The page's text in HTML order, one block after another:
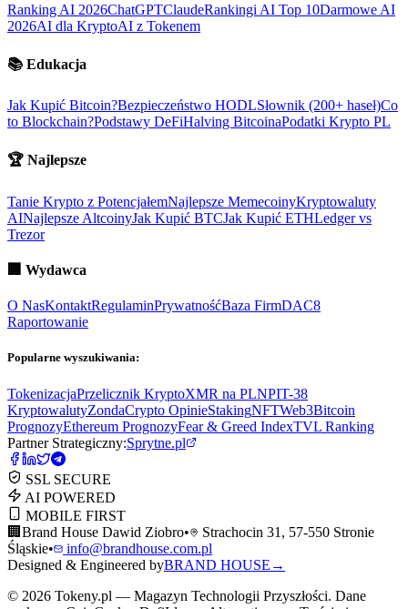
Ranking AI 2026ChatGPTClaudeRankingi AI Top 10Darmowe AI
2026AI dla KryptoAI z Tokenem
📚 Edukacja
Jak Kupić Bitcoin?Bezpieczeństwo HODLSłownik (200+ haseł)Co
to Blockchain?Podstawy DeFiHalving BitcoinaPodatki Krypto PL
🏆 Najlepsze
Tanie Krypto z PotencjałemNajlepsze MemecoinyKryptowaluty
AINajlepsze AltcoinyJak Kupić BTCJak Kupić ETHLedger vs
Trezor
🏢 Wydawca
O NasKontaktRegulaminPrywatnośćBaza FirmDAC8
Raportowanie
Popularne wyszukiwania:
TokenizacjaPrzelicznik KryptoXMR na PLNPIT-38
KryptowalutyZondaCrypto OpinieStakingNFTWeb3Bitcoin
PrognozyEthereum PrognozyFear & Greed IndexTVL Ranking
Partner Strategiczny:Sprytne.pl
SSL SECURE
AI POWERED
MOBILE FIRST
🏢 Brand House Dawid Ziobro•
Strachocin 31, 57-550 Stronie
Śląskie•
info@brandhouse.com.pl
Designed & Engineered byBRAND HOUSE →
© 2026 Tokeny.pl — Magazyn Technologii Przyszłości. Dane